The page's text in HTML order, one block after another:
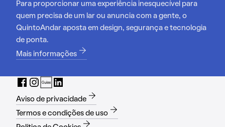
Para proporcionar uma experiência inesquecível para
quem precisa de um lar ou anuncia com a gente, o
QuintoAndar aposta em design, segurança e tecnologia
de ponta.
Mais informações
Aviso de privacidade
Termos e condições de uso